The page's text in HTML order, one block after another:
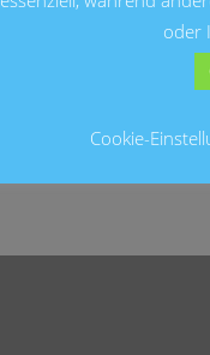
oder
Cookie-